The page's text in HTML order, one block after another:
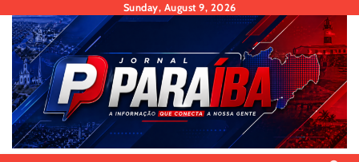
content
Sunday, August 9, 2026